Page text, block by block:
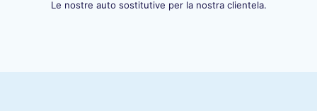
Le nostre auto sostitutive per la nostra clientela.